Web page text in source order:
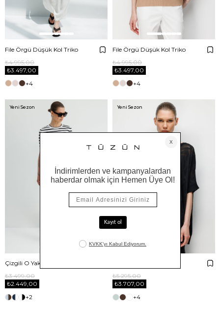
File Örgü Düşük Kol Triko
₺3.497,00
₺4.995,00
+4
File Örgü Düşük Kol Triko
₺3.497,00
₺4.995,00
+4
Çizgili O Yaka Yarım Kol Triko
₺2.449,00
₺3.499,00
+2
Yeni Sezon
₺3.707,00
₺5.295,00
+4
Yeni Sezon